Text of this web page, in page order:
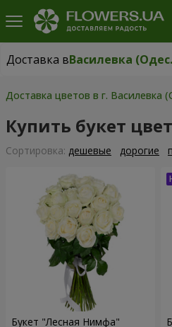
Доставка в
Доставка вВасилевка
Доставка цветов в г. Василевка
Купить букет
Cортировка: дешевые дорогие
Букет "Лесная Нимфа"